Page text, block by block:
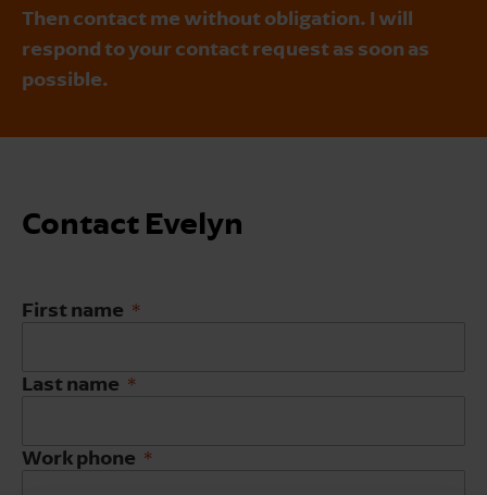
Then contact me without obligation. I will
respond to your contact request as soon as
possible.
Contact Evelyn
First name
Last name
Work phone